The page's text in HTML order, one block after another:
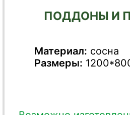
ПОДДОНЫ И
Материал: сосна
Размеры: